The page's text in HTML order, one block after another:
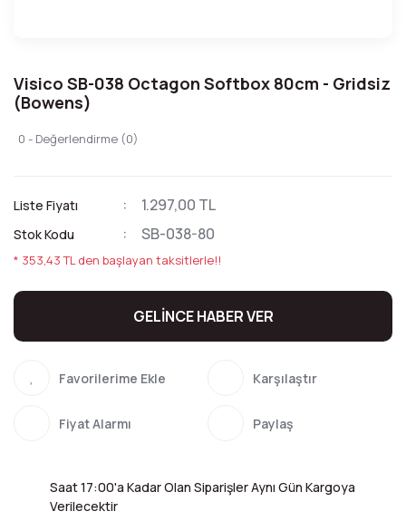
Visico SB-038 Octagon Softbox 80cm - Gridsiz
(Bowens)
0 - Değerlendirme (0)
Liste Fiyatı 1.297,00 TL
Stok Kodu SB-038-80
* 353,43 TL den başlayan taksitlerle!!
GELİNCE HABER VER
Karşılaştır
Fiyat Alarmı Paylaş
Saat 17:00'a Kadar Olan Siparişler Aynı Gün Kargoya
Verilecektir